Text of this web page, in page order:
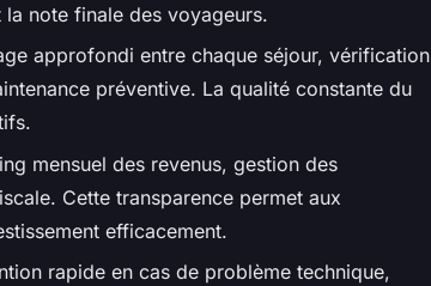
note finale des voyageurs.
approfondi entre chaque séjour, vérification
préventive. La qualité constante du
mensuel des revenus, gestion des
Cette transparence permet aux
efficacement.
rapide en cas de problème technique,